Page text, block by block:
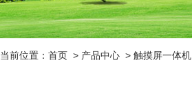
当前位置： 首页 > 产品中心 > 触摸屏一体机